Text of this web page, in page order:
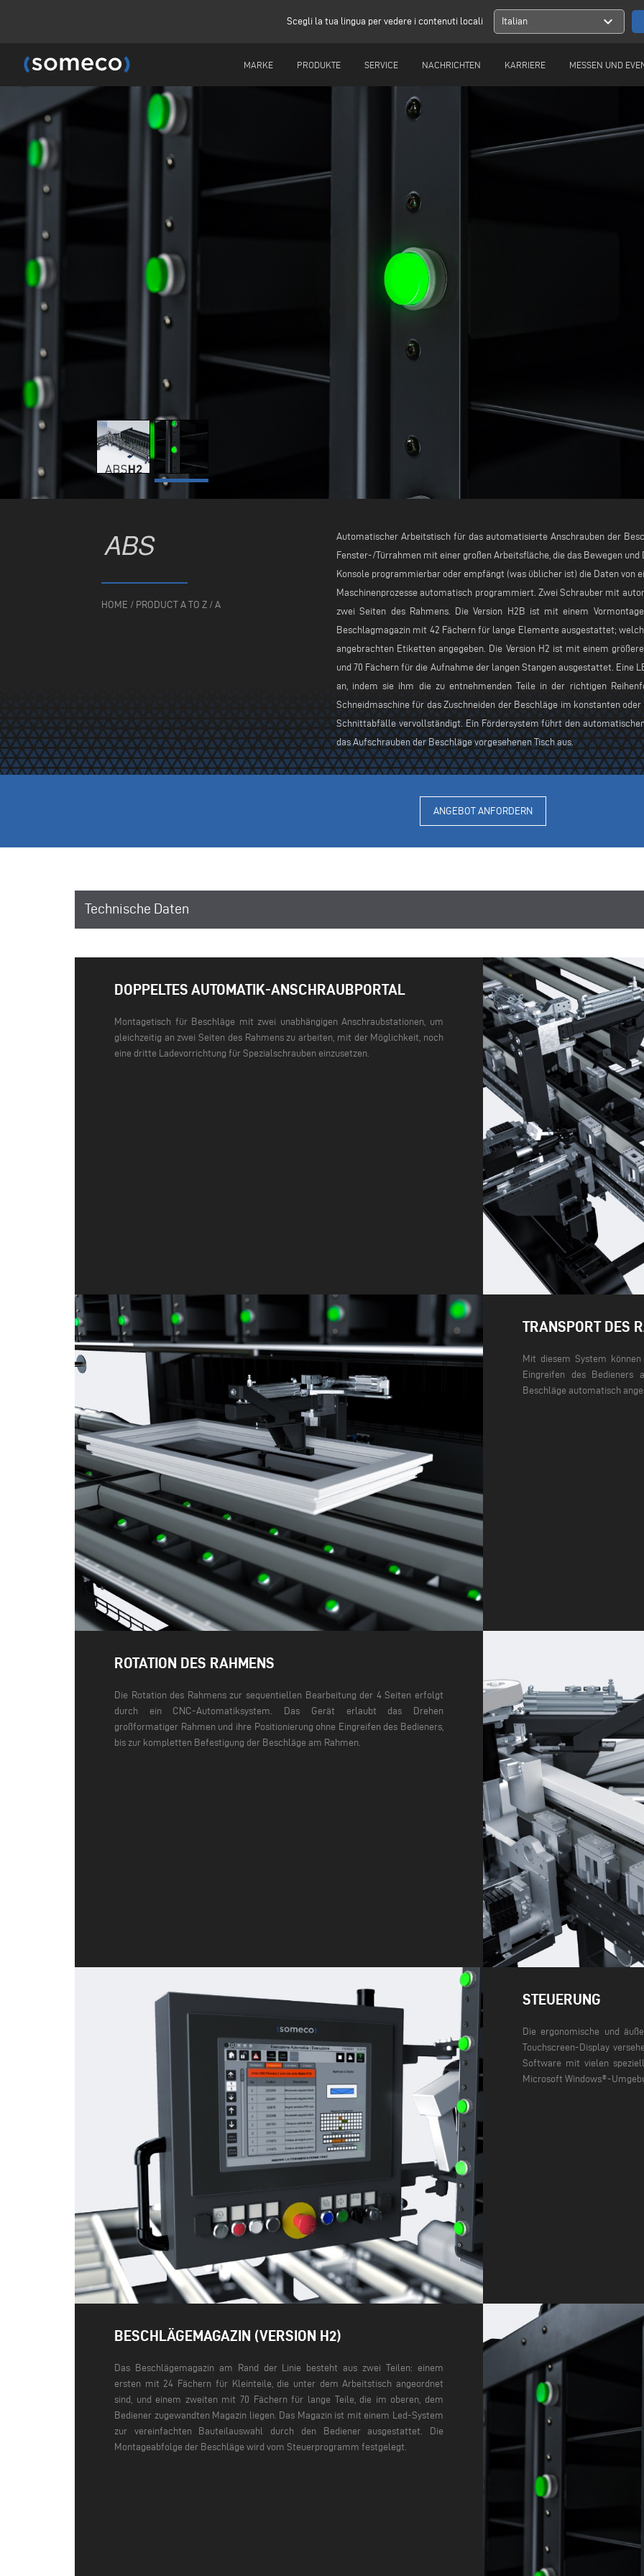
Scegli la tua lingua per vedere i contenuti locali Italian expand_more
MARKE PRODUKTE SERVICE NACHRICHTEN KARRIERE MESSEN UND
ABS
HOME / PRODUCT A TO Z/ A
Automatischer Arbeitstisch für das automatisierte Anschrauben der
Fenster-/Türrahmen mit einer großen Arbeitsfläche, die das Bewegen
Konsole programmierbar oder empfängt (was üblicher ist) die Daten von
Maschinenprozesse automatisch programmiert. Zwei Schrauber mit
zwei Seiten des Rahmens. Die Version H2B ist mit einem
Beschlagmagazin mit 42 Fächern für lange Elemente ausgestattet;
angebrachten Etiketten angegeben. Die Version H2 ist mit einem
und 70 Fächern für die Aufnahme der langen Stangen ausgestattet. Eine
an, indem sie ihm die zu entnehmenden Teile in der richtigen
Schneidmaschine für das Zuschneiden der Beschläge im konstanten
Schnittabfälle vervollständigt. Ein Fördersystem führt den
das Aufschrauben der Beschläge vorgesehenen Tisch aus.
ANGEBOT ANFORDERN
Technische Daten
DOPPELTES AUTOMATIK-ANSCHRAUBPORTAL
Montagetisch für Beschläge mit zwei unabhängigen Anschraubstationen, um
gleichzeitig an zwei Seiten des Rahmens zu arbeiten, mit der Möglichkeit, noch
eine dritte Ladevorrichtung für Spezialschrauben einzusetzen.
TRANSPORT DES
Mit diesem System
Eingreifen des
Beschläge automatisch
ROTATION DES RAHMENS
Die Rotation des Rahmens zur sequentiellen Bearbeitung der 4 Seiten erfolgt
durch ein CNC-Automatiksystem. Das Gerät erlaubt das Drehen
großformatiger Rahmen und ihre Positionierung ohne Eingreifen des Bedieners,
bis zur kompletten Befestigung der Beschläge am Rahmen.
STEUERUNG
Die ergonomische und
Touchscreen-Display
Software mit vielen
Microsoft Windows®-
BESCHLÄGEMAGAZIN (VERSION H2)
Das Beschlägemagazin am Rand der Linie besteht aus zwei Teilen: einem
ersten mit 24 Fächern für Kleinteile, die unter dem Arbeitstisch angeordnet
sind, und einem zweiten mit 70 Fächern für lange Teile, die im oberen, dem
Bediener zugewandten Magazin liegen. Das Magazin ist mit einem Led-System
zur vereinfachten Bauteilauswahl durch den Bediener ausgestattet. Die
Montageabfolge der Beschläge wird vom Steuerprogramm festgelegt.